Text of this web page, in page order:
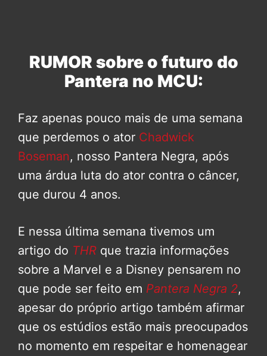
RUMOR sobre o futuro do
Pantera no MCU:
Faz apenas pouco mais de uma semana
que perdemos o ator Chadwick
Boseman, nosso Pantera Negra, após
uma árdua luta do ator contra o câncer,
que durou 4 anos.
E nessa última semana tivemos um
artigo do THR que trazia informações
sobre a Marvel e a Disney pensarem no
que pode ser feito em Pantera Negra 2,
apesar do próprio artigo também afirmar
que os estúdios estão mais preocupados
no momento em respeitar e homenagear